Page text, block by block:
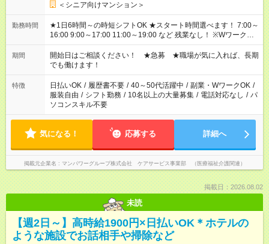
＜シニア向けマンション＞
勤務時間
★1日6時間～の時短シフトOK ★スタート時間選べます！ 7:00～
16:00 9:00～17:00 11:00～19:00 など 残業なし！ ※Wワークの
場合、他のお仕事と合わせ週40時間超の就業はご案内できませ
ん ※法令に基づき、週20時間以上勤務は社会保険への加入対象
となります ※労働者派遣法（日雇い派遣の原則禁止）により、
短時間・短期間の就業はご案内が難しい場合があります
期間
開始日はご相談ください！ ★急募 ★職場が気に入れば、長期
でも働けます！
特徴 日払いOK / 履歴書不要 / 40～50代活躍中 / 副業・WワークOK /
服装自由 / シフト勤務 / 10名以上の大量募集 / 電話対応なし / パ
ソコンスキル不要
気になる！ 応募する 詳細へ
掲載元企業名 マンパワーグループ株式会社 ケアサービス事業部 （医療福祉介護関連）
掲載日：2026.08.02
未読
【週2日～】高時給1900円×日払いOK＊ホテルの
ような施設でお話相手や掃除など